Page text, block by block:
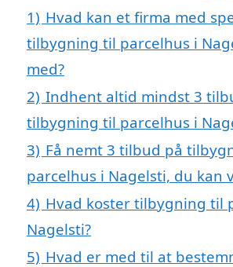
1) Hvad kan et firma med
tilbygning til parcelhus i
med?
2) Indhent altid mindst 3
tilbygning til parcelhus i
3) Få nemt 3 tilbud på
parcelhus i Nagelsti, du kan
4) Hvad koster tilbygning til
Nagelsti?
5) Hvad er med til at